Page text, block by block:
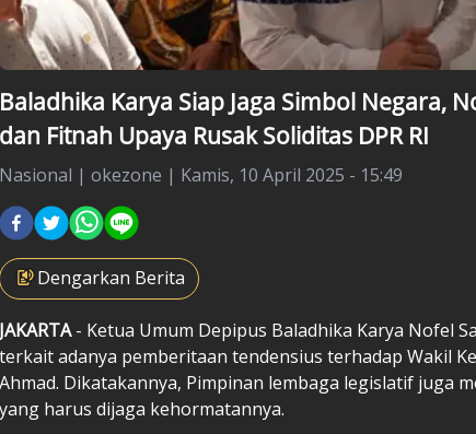
Baladhika Karya Siap Jaga Simbol Negara,
dan Fitnah Upaya Rusak Soliditas DPR RI
Nasional | okezone | Kamis, 10 April 2025 - 15:49
Dengarkan Berita
JAKARTA- Ketua Umum Depipus Baladhika Karya Nofel
terkait adanya pemberitaan tendensius terhadap Wakil
Ahmad. Dikatakannya, Pimpinan lembaga legislatif juga
yang harus dijaga kehormatannya.